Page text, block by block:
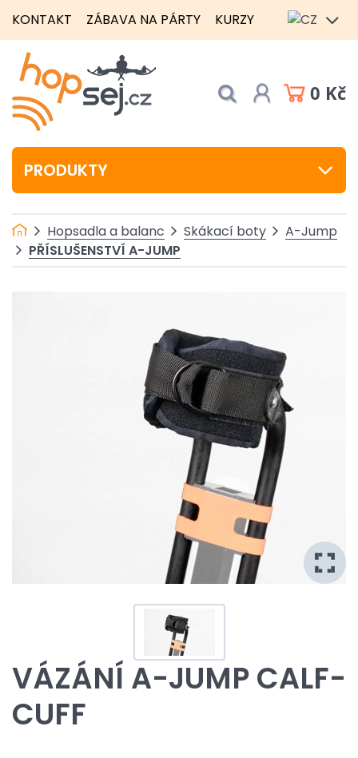
KONTAKT ZÁBAVA NA PÁRTY KURZY
0 Kč
PRODUKTY
Hopsadla a balanc Skákací boty
A-Jump
PŘÍSLUŠENSTVÍ A-JUMP
VÁZÁNÍ A-JUMP CALF-
CUFF